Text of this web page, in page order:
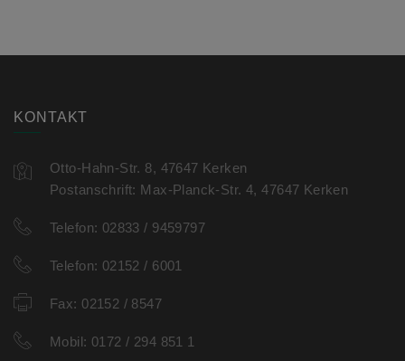
KONTAKT
Otto-Hahn-Str. 8, 47647 Kerken
Postanschrift: Max-Planck-Str. 4, 47647 Kerken
Telefon: 02833 / 9459797
Telefon: 02152 / 6001
Fax: 02152 / 8547
Mobil: 0172 / 294 851 1